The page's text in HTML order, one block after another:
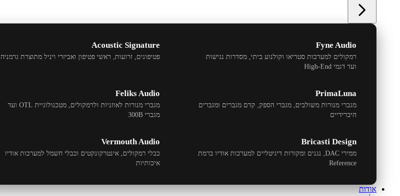
Fyne Audio
רמקולים למערכות סטריאו וקולנוע ביתי, מסדרות נגישות
ועד דגמי High-End
Acoustic Signature
פטיפונים, זרועות, ראשי פטיפון ואביזרי ויניל מתוצרת גרמניה
PrimaLuna
מגברי מנורות משולבים, מגברי הספק, קדם מגברים ומגברים
היברידיים
Feliks Audio
מגברי מנורות לאוזניות ולרמקולים, מטכנולוגיית OTL ועד
מגברי 300B
Bricasti Design
ממירי DAC, נגנים ומקורות דיגיטליים למערכות אודיו ברמת
Reference
Vermouth Audio
כבלי רמקולים, אינטרקונקטים וכבלי חשמל למערכות אודיו
איכותיות
אודות